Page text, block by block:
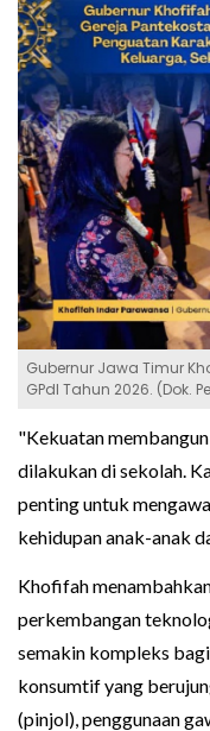
Gubernur Jawa Timur
GPdI Tahun 2026. (Dok.
"Kekuatan
dilakukan di sekolah.
penting untuk
kehidupan anak-anak
Khofifah
perkembangan
semakin kompleks
konsumtif yang
(pinjol), penggunaan